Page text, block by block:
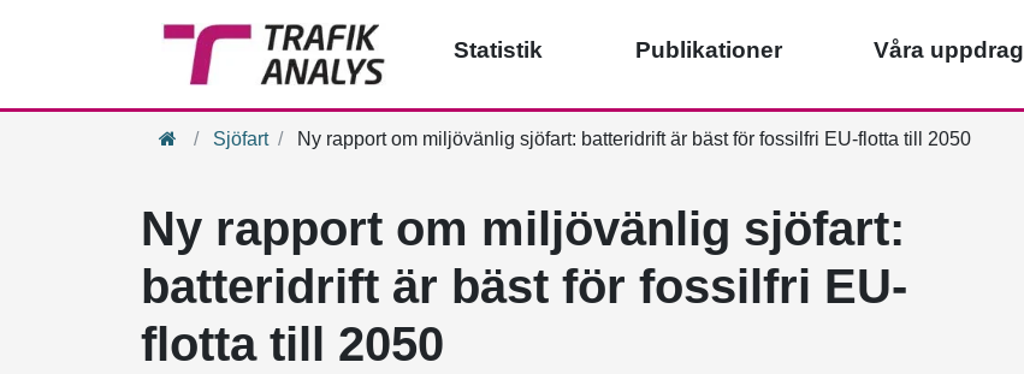
Statistik Publikationer Våra uppdrag
HemSjöfart Ny rapport om miljövänlig sjöfart: batteridrift är bäst för fossilfri EU-flotta till 2050
Ny rapport om miljövänlig sjöfart:
batteridrift är bäst för fossilfri EU-
flotta till 2050